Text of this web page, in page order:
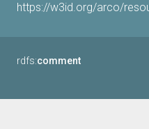
https://w3id.org/arco/
rdfs:comment